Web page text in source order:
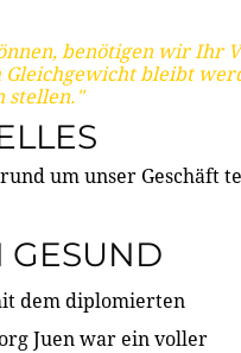
benötigen wir Ihr
Gleichgewicht bleibt
stellen."
um unser Geschäft
GESUND
dem diplomierten
Juen war ein voller